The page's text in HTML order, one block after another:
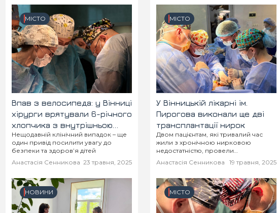
МІСТО
Впав з велосипеда: у Вінниці
хірурги врятували 6-річного
хлопчика з внутрішньою
кровотечею
Нещодавній клінічний випадок – ще
один привід посилити увагу до
безпеки та здоров’я дітей
Анастасія Сенникова 23 травня, 2025
МІСТО
У Вінницькій лікарні ім.
Пирогова виконали ще дві
трансплантації нирок
Двом пацієнтам, які тривалий час
жили з хронічною нирковою
недостатністю, провели
трансплантацію
Анастасія Сенникова 19 травня, 2025
НОВИНИ МІСТО